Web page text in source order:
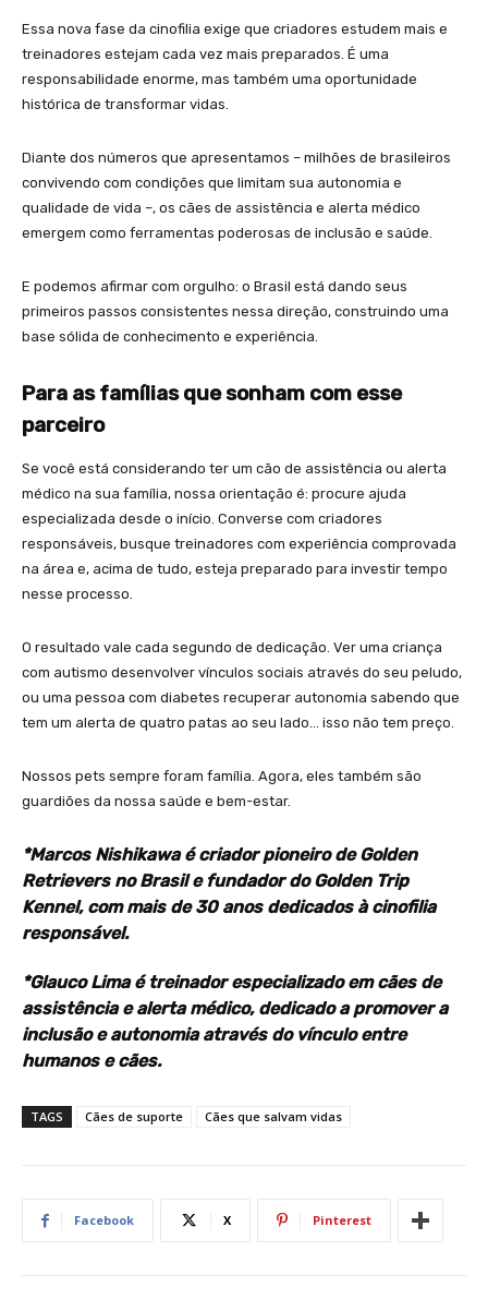
Essa nova fase da cinofilia exige que criadores estudem mais e
treinadores estejam cada vez mais preparados. É uma
responsabilidade enorme, mas também uma oportunidade
histórica de transformar vidas.
Diante dos números que apresentamos – milhões de brasileiros
convivendo com condições que limitam sua autonomia e
qualidade de vida –, os cães de assistência e alerta médico
emergem como ferramentas poderosas de inclusão e saúde.
E podemos afirmar com orgulho: o Brasil está dando seus
primeiros passos consistentes nessa direção, construindo uma
base sólida de conhecimento e experiência.
Para as famílias que sonham com esse
parceiro
Se você está considerando ter um cão de assistência ou alerta
médico na sua família, nossa orientação é: procure ajuda
especializada desde o início. Converse com criadores
responsáveis, busque treinadores com experiência comprovada
na área e, acima de tudo, esteja preparado para investir tempo
nesse processo.
O resultado vale cada segundo de dedicação. Ver uma criança
com autismo desenvolver vínculos sociais através do seu peludo,
ou uma pessoa com diabetes recuperar autonomia sabendo que
tem um alerta de quatro patas ao seu lado… isso não tem preço.
Nossos pets sempre foram família. Agora, eles também são
guardiões da nossa saúde e bem-estar.
*Marcos Nishikawa é criador pioneiro de Golden
Retrievers no Brasil e fundador do Golden Trip
Kennel, com mais de 30 anos dedicados à cinofilia
responsável.
*Glauco Lima é treinador especializado em cães de
assistência e alerta médico, dedicado a promover a
inclusão e autonomia através do vínculo entre
humanos e cães.
TAGS Cães de suporte Cães que salvam vidas
Facebook X Pinterest